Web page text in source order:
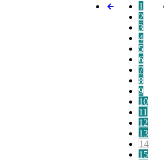
1
2
3
4
5
6
7
8
9
10
11
12
13
14
15